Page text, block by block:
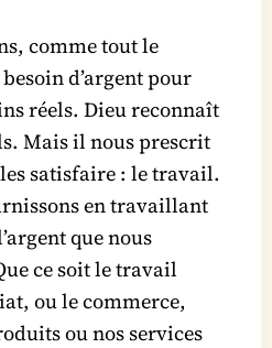
comme tout le
d’argent pour
réels. Dieu reconnaît
Mais il nous prescrit
satisfaire : le travail.
en travaillant
que nous
ce soit le travail
ou le commerce,
ou nos services